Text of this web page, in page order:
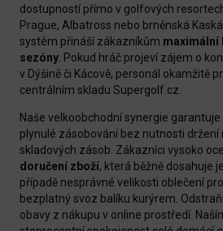
dostupností přímo v golfových
Prague, Albatross nebo brněnská
systém přináší zákazníkům maximální
sezóny . Pokud hráč projeví zájem o
v Dýšině či Kácově, personál okamžitě
centrálním skladu Supergolf.cz.
Naše velkoobchodní synergie
plynulé zásobování bez nutnosti držení
skladových zásob. Zákazníci vysoko
doručení zboží, která běžně dosahuje
případě nesprávné velikosti oblečení
bezplatný svoz balíku kurýrem.
obavy z nákupu v online prostředí.